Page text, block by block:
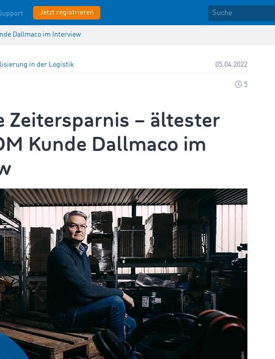
Jetzt registrieren
Dallmaco im Interview
in der Logistik 05.04.2022
5
Zeitersparnis – ältester
Kunde Dallmaco im